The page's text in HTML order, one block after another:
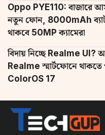
Oppo PYE110: বাজারে
নতুন ফোন, 8000mAh
থাকবে 50MP ক্যামেরা
বিদায় নিচ্ছে Realme UI?
Realme স্মার্টফোনে থাকতে
ColorOS 17